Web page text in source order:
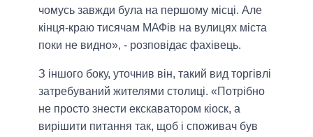
чомусь завжди була на першому місці. Але
кінця-краю тисячам МАФів на вулицях міста
поки не видно», - розповідає фахівець.
З іншого боку, уточнив він, такий вид торгівлі
затребуваний жителями столиці. «Потрібно
не просто знести екскаватором кіоск, а
вирішити питання так, щоб і споживач був